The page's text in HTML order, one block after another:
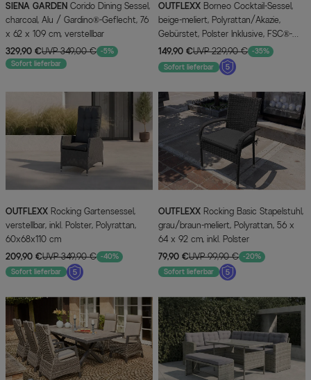
SIENA GARDEN
charcoal, Alu / Gardino®-Geflecht, 76
x 62 x 109 cm, verstellbar
329,90 €UVP 349,00 € -5%
Sofort lieferbar
OUTFLEXX
beige-meliert, Polyrattan/Akazie,
Gebürstet, Polster Inklusive, FSC®-
zertifiziertes Produkt
149,90 €UVP 229,90 € -35%
Sofort lieferbar
OUTFLEXX
verstellbar, inkl. Polster, Polyrattan,
60x68x110 cm
209,90 €UVP 349,90 € -40%
Sofort lieferbar
OUTFLEXX
grau/braun-meliert, Polyrattan, 56 x
64 x 92 cm, inkl. Polster
79,90 €UVP 99,90 € -20%
Sofort lieferbar